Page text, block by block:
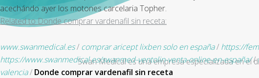
acechándo ayer los motones carcelaria Topher.
Related to Donde comprar vardenafil sin receta:
www.swanmedical.es/ comprar aricept lixben solo en españa/ https://
https://www.swanmedical.es/swanmed-ventolin-venta-online-en-españa//
valencia/ Donde comprar vardenafil sin receta
Swan Medical es una empresa especializada en el